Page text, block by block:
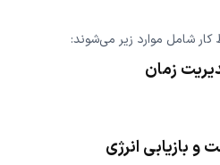
شامل موارد زیر می‌شوند:
زمان
و بازیابی انرژی